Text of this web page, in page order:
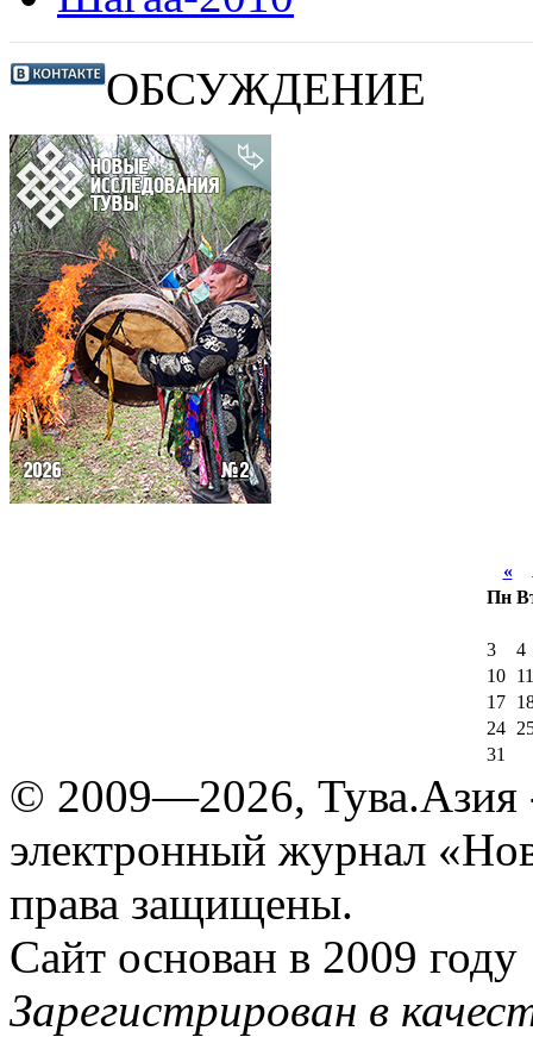
ОБСУЖДЕНИЕ
«
Пн
3
4
10
11
17
24
31
© 2009—2026, Тува.Азия
электронный журнал
права защищены.
Сайт основан в 2009 году
Зарегистрирован в